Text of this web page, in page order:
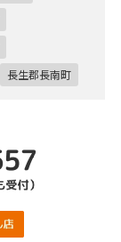
長生郡長南町